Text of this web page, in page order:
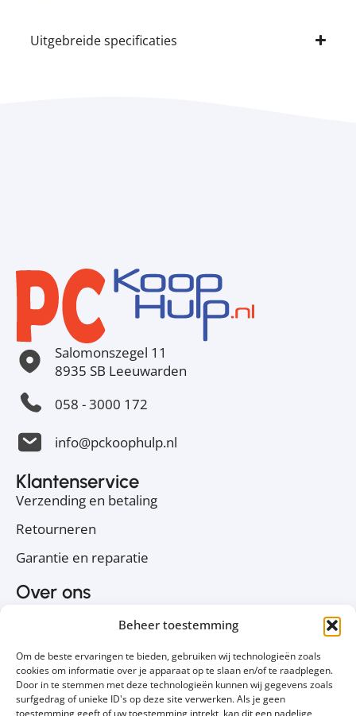
Beheer toestemming
Om de beste ervaringen te bieden, gebruiken wij technologieën zoals
cookies om informatie over je apparaat op te slaan en/of te raadplegen.
Door in te stemmen met deze technologieën kunnen wij gegevens zoals
surfgedrag of unieke ID's op deze site verwerken. Als je geen
toestemming geeft of uw toestemming intrekt, kan dit een nadelige
Uitgebreide specificaties
Salomonszegel 11
8935 SB Leeuwarden
058 - 3000 172
info@pckoophulp.nl
Klantenservice
Verzending en betaling
Retourneren
Garantie en reparatie
Over ons
Cookiebeleid
Contact